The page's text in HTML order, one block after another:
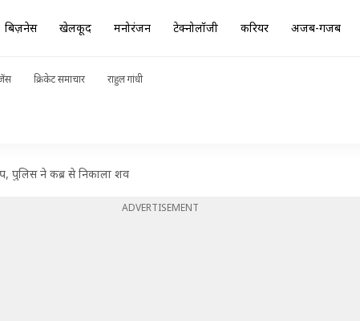
बिज़नेस खेलकूद मनोरंजन टेक्नोलॉजी करियर अजब-गजब
क्रिकेट समाचार राहुल गांधी
पुलिस ने कब्र से निकाला शव
ADVERTISEMENT